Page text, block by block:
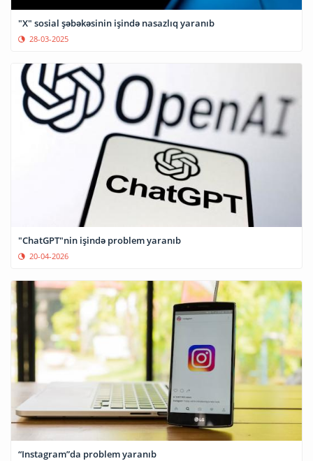
"X" sosial şəbəkəsinin işində nasazlıq yaranıb
28-03-2025
"ChatGPT"nin işində problem yaranıb
20-04-2026
“Instagram”da problem yaranıb